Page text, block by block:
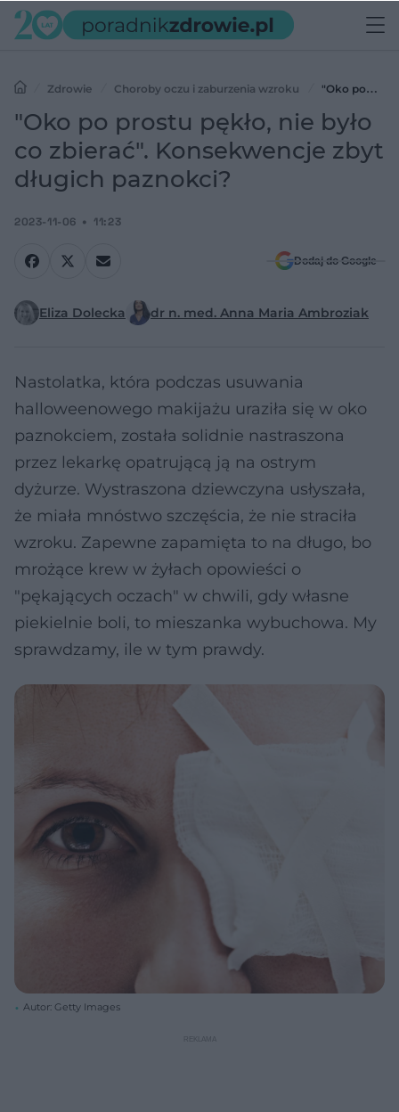
Zdrowie Choroby oczu i zaburzenia wzroku
"Oko po
prostu pękło, nie było co zbierać". Konsekwencje zbyt długich
"Oko po prostu pękło, nie było
co zbierać". Konsekwencje zbyt
długich paznokci?
2023-11-06 11:23
Dodaj do Google
Eliza Dolecka dr n. med. Anna Maria Ambroziak
Nastolatka, która podczas usuwania
halloweenowego makijażu uraziła się w oko
paznokciem, została solidnie nastraszona
przez lekarkę opatrującą ją na ostrym
dyżurze. Wystraszona dziewczyna usłyszała,
że miała mnóstwo szczęścia, że nie straciła
wzroku. Zapewne zapamięta to na długo, bo
mrożące krew w żyłach opowieści o
"pękających oczach" w chwili, gdy własne
piekielnie boli, to mieszanka wybuchowa. My
sprawdzamy, ile w tym prawdy.
Autor: Getty Images